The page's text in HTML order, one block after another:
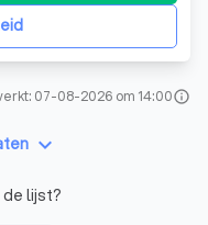
07-08-2026 om 14:00info
keyboard_arrow_down
lijst?